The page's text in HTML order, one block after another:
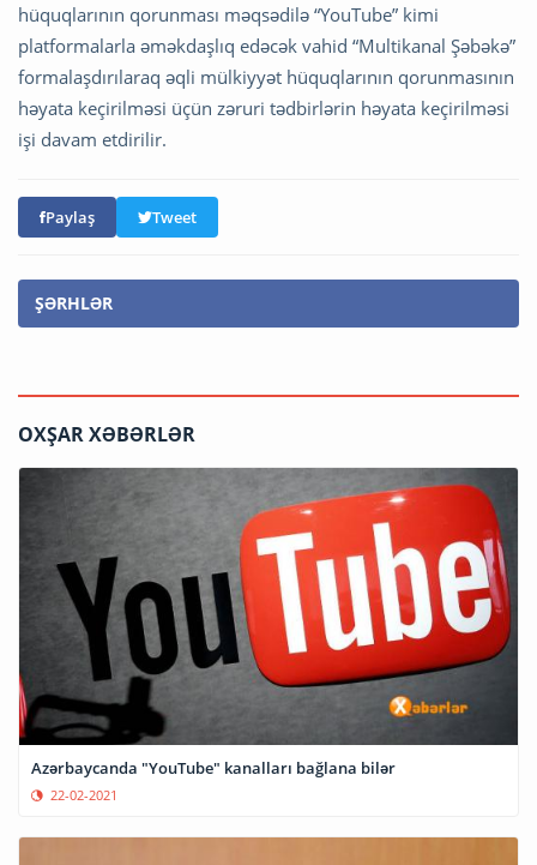
hüquqlarının qorunması məqsədilə “YouTube” kimi
platformalarla əməkdaşlıq edəcək vahid “Multikanal Şəbəkə”
formalaşdırılaraq əqli mülkiyyət hüquqlarının qorunmasının
həyata keçirilməsi üçün zəruri tədbirlərin həyata keçirilməsi
işi davam etdirilir.
Paylaş Tweet
ŞƏRHLƏR
OXŞAR XƏBƏRLƏR
Azərbaycanda "YouTube" kanalları bağlana bilər
22-02-2021